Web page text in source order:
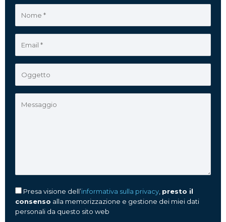
Presa visione dell’informativa sulla privacy presto il
consenso alla memorizzazione e gestione dei miei dati
personali da questo sito web